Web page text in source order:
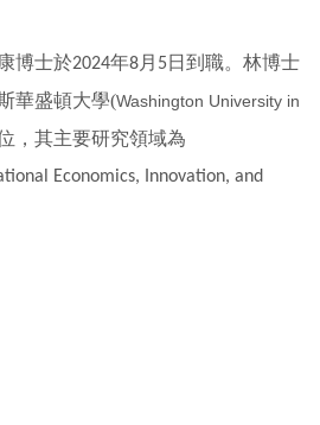
博士於2024年8月 5日到職。林博士
華盛頓大學(Washington University in
，其主要研究領域為
Economics, Innovation, and